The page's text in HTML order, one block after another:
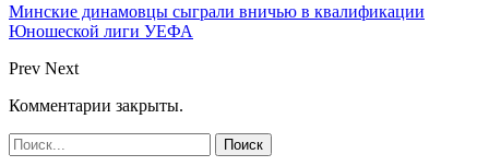
Минские динамовцы сыграли вничью в квалификации
Юношеской лиги УЕФА
Prev Next
Комментарии закрыты.